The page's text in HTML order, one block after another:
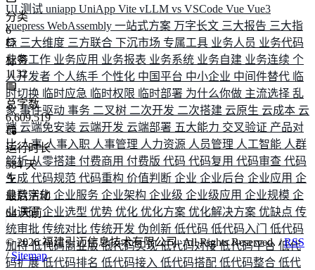
UI 测试 uniapp UniApp Vite vLLM vs VSCode Vue Vue3
vuepress WebAssembly 一站式方案 万字长文 三大报告 三大指
标 三大维度 三方联合 下沉市场 专属工具 业务人员 业务代码
业务工作 业务应用 业务报表 业务系统 业务自建 业务连续 个
人开发者 个人练手 个性化 中国平台 中小企业 中间件替代 临
时切换 临时应急 临时权限 临时部署 为什么你做 主流选择 乱
象 事件驱动 事务 二叉树 二次开发 二次搭建 云原生 云成本 云
端 云端免安装 云端开发 云端部署 五大能力 交叉验证 产品对
比人事人事入职 人事管理 人力资源 人员管理 人工智能 人群
解析从零搭建 付费商用 付费版 代码 代码复用 代码审查 代码
生成 代码规范 代码重构 价值判断 企业 企业后台 企业应用 企
业数字化 企业服务 企业架构 企业级 企业级应用 企业规模 企
业调研企业选型 优势 优化 优化方案 优化解决方案 优缺点 传
统审批 传统对比 传统开发 伪创新 低代码 低代码入门 低代码
加持低代码商业版低代码实现低代码对接低代码平台 低代
码扩展低代码排名 低代码接入 低代码搭配 低代码整合 低代
分类
6
标签
1132
总字数
6,609,519
运行时长
584 天
最后活动
64 天前
©2026福建引迈信息技术有限公司. All Rights Reserved. /RSS
/Sitemap